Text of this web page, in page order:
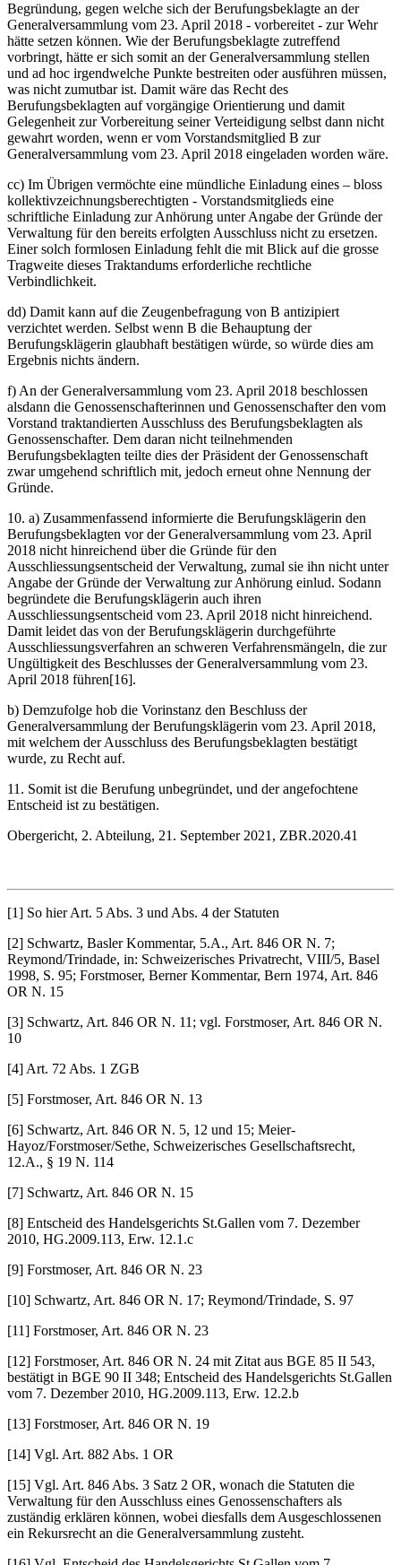
Begründung, gegen welche sich der Berufungsbeklagte an der
Generalversammlung vom 23. April 2018 - vorbereitet - zur Wehr
hätte setzen können. Wie der Berufungsbeklagte zutreffend
vorbringt, hätte er sich somit an der Generalversammlung stellen
und ad hoc irgendwelche Punkte bestreiten oder ausführen müssen,
was nicht zumutbar ist. Damit wäre das Recht des
Berufungsbeklagten auf vorgängige Orientierung und damit
Gelegenheit zur Vorbereitung seiner Verteidigung selbst dann nicht
gewahrt worden, wenn er vom Vorstandsmitglied B zur
Generalversammlung vom 23. April 2018 eingeladen worden wäre.
cc) Im Übrigen vermöchte eine mündliche Einladung eines – bloss
kollektivzeichnungsberechtigten - Vorstandsmitglieds eine
schriftliche Einladung zur Anhörung unter Angabe der Gründe der
Verwaltung für den bereits erfolgten Ausschluss nicht zu ersetzen.
Einer solch formlosen Einladung fehlt die mit Blick auf die grosse
Tragweite dieses Traktandums erforderliche rechtliche
Verbindlichkeit.
dd) Damit kann auf die Zeugenbefragung von B antizipiert
verzichtet werden. Selbst wenn B die Behauptung der
Berufungsklägerin glaubhaft bestätigen würde, so würde dies am
Ergebnis nichts ändern.
f) An der Generalversammlung vom 23. April 2018 beschlossen
alsdann die Genossenschafterinnen und Genossenschafter den vom
Vorstand traktandierten Ausschluss des Berufungsbeklagten als
Genossenschafter. Dem daran nicht teilnehmenden
Berufungsbeklagten teilte dies der Präsident der Genossenschaft
zwar umgehend schriftlich mit, jedoch erneut ohne Nennung der
Gründe.
10. a) Zusammenfassend informierte die Berufungsklägerin den
Berufungsbeklagten vor der Generalversammlung vom 23. April
2018 nicht hinreichend über die Gründe für den
Ausschliessungsentscheid der Verwaltung, zumal sie ihn nicht unter
Angabe der Gründe der Verwaltung zur Anhörung einlud. Sodann
begründete die Berufungsklägerin auch ihren
Ausschliessungsentscheid vom 23. April 2018 nicht hinreichend.
Damit leidet das von der Berufungsklägerin durchgeführte
Ausschliessungsverfahren an schweren Verfahrensmängeln, die zur
Ungültigkeit des Beschlusses der Generalversammlung vom 23.
April 2018 führen[16].
b) Demzufolge hob die Vorinstanz den Beschluss der
Generalversammlung der Berufungsklägerin vom 23. April 2018,
mit welchem der Ausschluss des Berufungsbeklagten bestätigt
wurde, zu Recht auf.
11. Somit ist die Berufung unbegründet, und der angefochtene
Entscheid ist zu bestätigen.
Obergericht, 2. Abteilung, 21. September 2021, ZBR.2020.41
[1] So hier Art. 5 Abs. 3 und Abs. 4 der Statuten
[2] Schwartz, Basler Kommentar, 5.A., Art. 846 OR N. 7;
Reymond/Trindade, in: Schweizerisches Privatrecht, VIII/5, Basel
1998, S. 95; Forstmoser, Berner Kommentar, Bern 1974, Art. 846
OR N. 15
[3] Schwartz, Art. 846 OR N. 11; vgl. Forstmoser, Art. 846 OR N.
10
[4] Art. 72 Abs. 1 ZGB
[5] Forstmoser, Art. 846 OR N. 13
[6] Schwartz, Art. 846 OR N. 5, 12 und 15; Meier-
Hayoz/Forstmoser/Sethe, Schweizerisches Gesellschaftsrecht,
12.A., § 19 N. 114
[7] Schwartz, Art. 846 OR N. 15
[8] Entscheid des Handelsgerichts St.Gallen vom 7. Dezember
2010, HG.2009.113, Erw. 12.1.c
[9] Forstmoser, Art. 846 OR N. 23
[10] Schwartz, Art. 846 OR N. 17; Reymond/Trindade, S. 97
[11] Forstmoser, Art. 846 OR N. 23
[12] Forstmoser, Art. 846 OR N. 24 mit Zitat aus BGE 85 II 543,
bestätigt in BGE 90 II 348; Entscheid des Handelsgerichts St.Gallen
vom 7. Dezember 2010, HG.2009.113, Erw. 12.2.b
[13] Forstmoser, Art. 846 OR N. 19
[14] Vgl. Art. 882 Abs. 1 OR
[15] Vgl. Art. 846 Abs. 3 Satz 2 OR, wonach die Statuten die
Verwaltung für den Ausschluss eines Genossenschafters als
zuständig erklären können, wobei diesfalls dem Ausgeschlossenen
ein Rekursrecht an die Generalversammlung zusteht.